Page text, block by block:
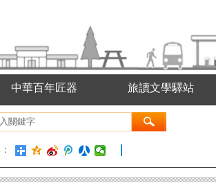
中華百年匠器 旅讀文學驛站